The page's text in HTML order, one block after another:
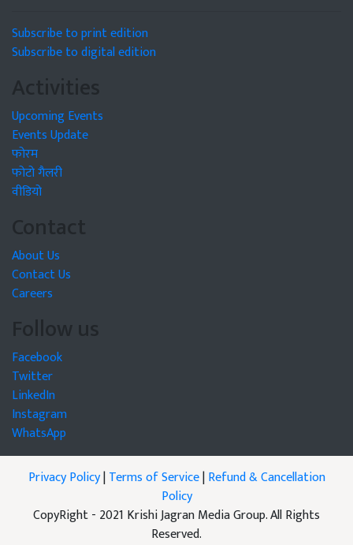
Subscribe to print edition
Subscribe to digital edition
Activities
Upcoming Events
Events Update
फोरम
फोटो गैलरी
वीडियो
Contact
About Us
Contact Us
Careers
Follow us
Facebook
Twitter
LinkedIn
Instagram
WhatsApp
Privacy Policy|Terms of Service|Refund & Cancellation
Policy
CopyRight - 2021 Krishi Jagran Media Group. All Rights
Reserved.